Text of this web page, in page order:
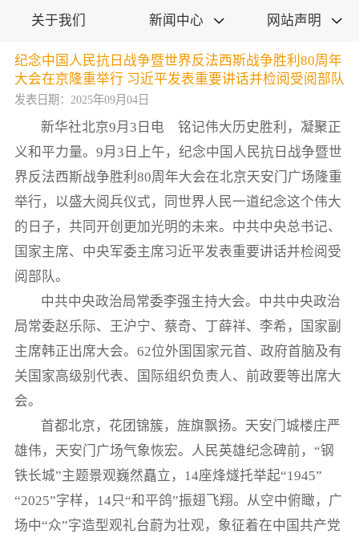
关于我们 新闻中心  网站声明 
纪念中国人民抗日战争暨世界反法西斯战争胜利80周年
大会在京隆重举行 习近平发表重要讲话并检阅受阅部队
发表日期：2025年09月04日
新华社北京9月3日电 铭记伟大历史胜利，凝聚正
义和平力量。9月3日上午，纪念中国人民抗日战争暨世
界反法西斯战争胜利80周年大会在北京天安门广场隆重
举行，以盛大阅兵仪式，同世界人民一道纪念这个伟大
的日子，共同开创更加光明的未来。中共中央总书记、
国家主席、中央军委主席习近平发表重要讲话并检阅受
阅部队。
中共中央政治局常委李强主持大会。中共中央政治
局常委赵乐际、王沪宁、蔡奇、丁薛祥、李希，国家副
主席韩正出席大会。62位外国国家元首、政府首脑及有
关国家高级别代表、国际组织负责人、前政要等出席大
会。
首都北京，花团锦簇，旌旗飘扬。天安门城楼庄严
雄伟，天安门广场气象恢宏。人民英雄纪念碑前，“钢
铁长城”主题景观巍然矗立，14座烽燧托举起“1945”
“2025”字样，14只“和平鸽”振翅飞翔。从空中俯瞰，广
场中“众”字造型观礼台蔚为壮观，象征着在中国共产党